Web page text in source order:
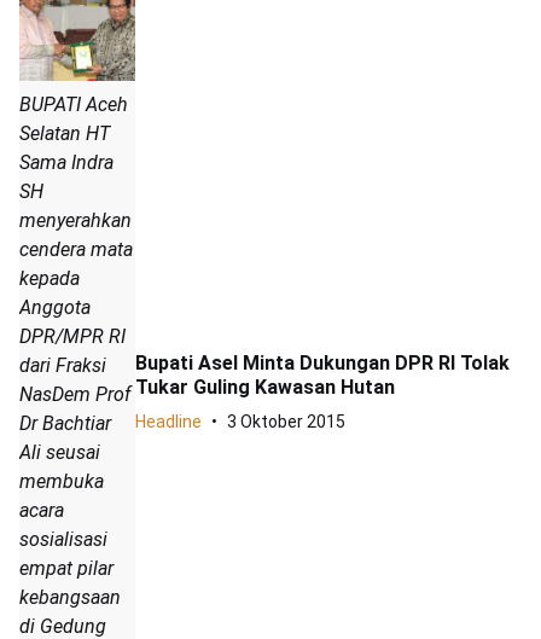
BUPATI Aceh
Selatan HT
Sama Indra
SH
menyerahkan
cendera mata
kepada
Anggota
DPR/MPR RI
dari Fraksi
NasDem Prof
Dr Bachtiar
Ali seusai
membuka
acara
sosialisasi
empat pilar
kebangsaan
di Gedung
Bupati Asel Minta Dukungan DPR RI Tolak
Tukar Guling Kawasan Hutan
Headline 3 Oktober 2015